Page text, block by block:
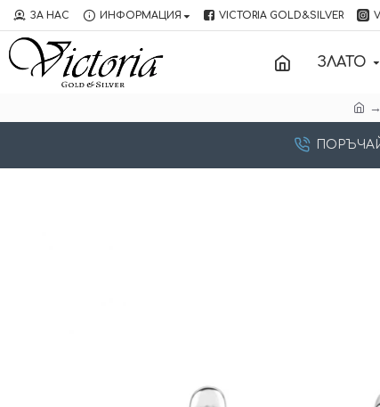
ЗА НАС ИНФОРМАЦИЯ VICTORIA GOLD&SILVER
ЗЛАТО